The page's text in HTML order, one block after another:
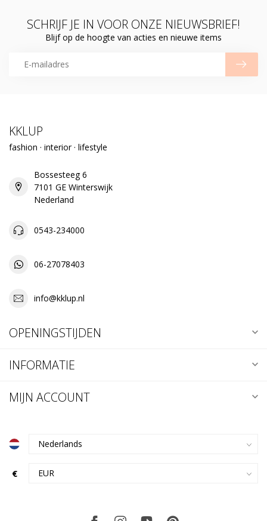
SCHRIJF JE IN VOOR ONZE NIEUWSBRIEF!
Blijf op de hoogte van acties en nieuwe items
KKLUP
fashion · interior · lifestyle
Bossesteeg 6
7101 GE Winterswijk
Nederland
0543-234000
06-27078403
info@kklup.nl
OPENINGSTIJDEN
INFORMATIE
MIJN ACCOUNT
€